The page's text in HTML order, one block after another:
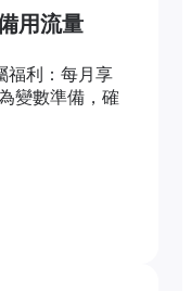
用流量
福利：每月享
變數準備，確